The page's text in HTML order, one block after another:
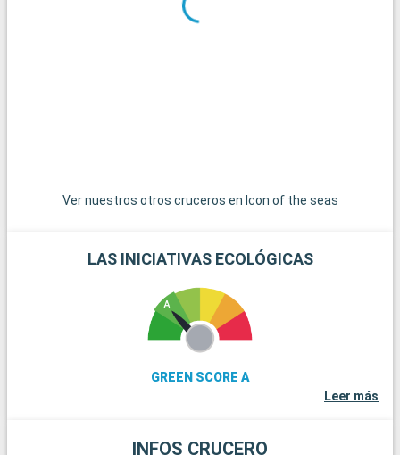
Unidos, es accesible por una carretera panorámica y ofrece
Ver nuestros otros cruceros en Icon of the seas
LAS INICIATIVAS ECOLÓGICAS
GREEN SCORE A
Leer más
INFOS CRUCERO